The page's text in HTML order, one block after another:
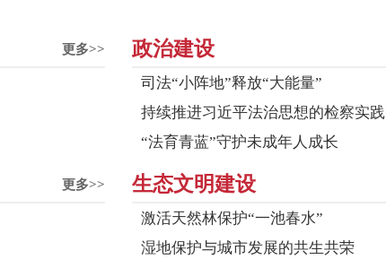
更多>> 政治建设
司法“小阵地”释放“大能量”
持续推进习近平法治思想的检察实践
“法育青蓝”守护未成年人成长
更多>> 生态文明建设
激活天然林保护“一池春水”
湿地保护与城市发展的共生共荣